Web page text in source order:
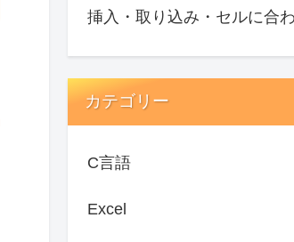
挿入・取り込み・セルに合わ
カテゴリー
C言語
Excel